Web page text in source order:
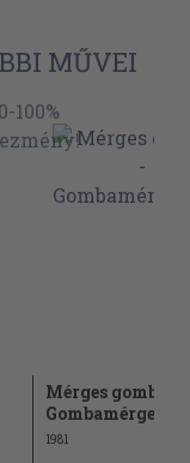
MŰVEI
Mérges gombák -
1981